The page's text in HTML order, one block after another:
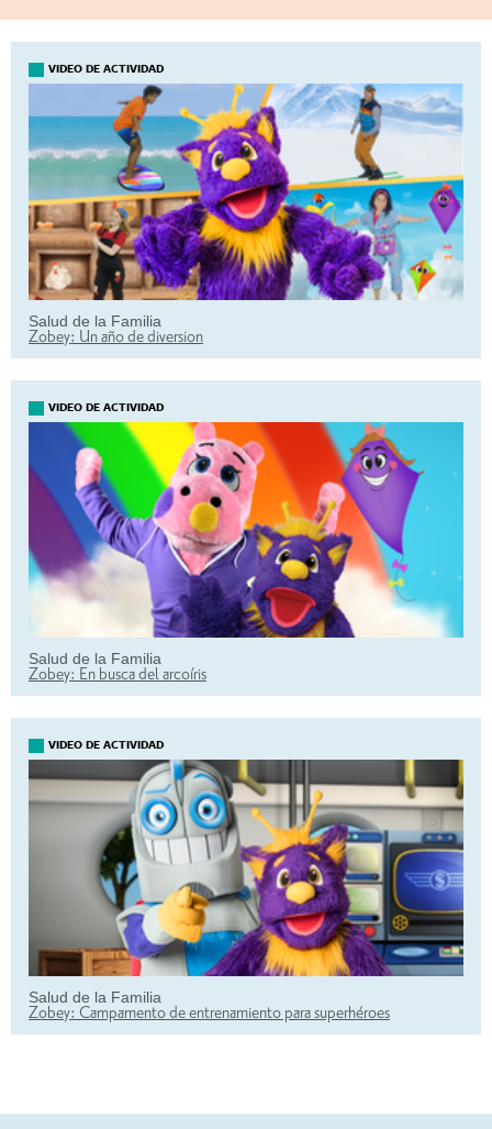
VIDEO DE ACTIVIDAD
Salud de la Familia
Zobey: Un año de diversion
VIDEO DE ACTIVIDAD
Salud de la Familia
Zobey: En busca del arcoíris
VIDEO DE ACTIVIDAD
Salud de la Familia
Zobey: Campamento de entrenamiento para superhéroes